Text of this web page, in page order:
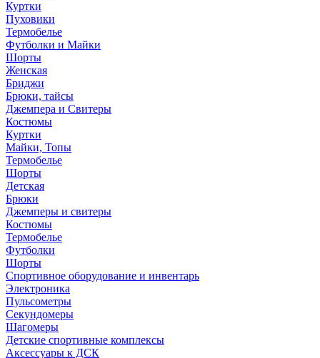
Куртки
Пуховики
Термобелье
Футболки и Майки
Шорты
Женская
Бриджи
Брюки, тайсы
Джемпера и Свитеры
Костюмы
Куртки
Майки, Топы
Термобелье
Шорты
Детская
Брюки
Джемперы и свитеры
Костюмы
Термобелье
Футболки
Шорты
Спортивное оборудование и инвентарь
Электроника
Пульсометры
Секундомеры
Шагомеры
Детские спортивные комплексы
Аксессуары к ДСК